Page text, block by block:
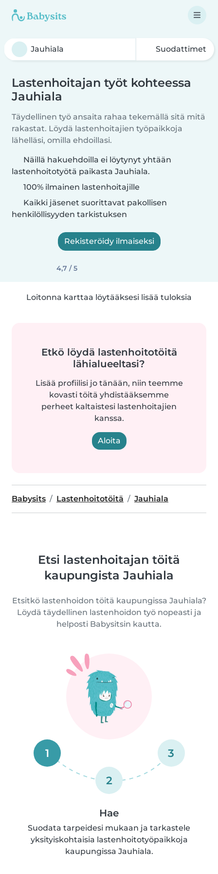
Suodattimet
Lastenhoitajan työt kohteessa
Jauhiala
Täydellinen työ ansaita rahaa tekemällä sitä mitä
rakastat. Löydä lastenhoitajien työpaikkoja
lähelläsi, omilla ehdoillasi.
Näillä hakuehdoilla ei löytynyt yhtään
lastenhoitotyötä paikasta Jauhiala.
100% ilmainen lastenhoitajille
Kaikki jäsenet suorittavat pakollisen
henkilöllisyyden tarkistuksen
Rekisteröidy ilmaiseksi
4,7 / 5
Loitonna karttaa löytääksesi lisää tuloksia
Etkö löydä lastenhoitotöitä
lähialueeltasi?
Lisää profiilisi jo tänään, niin teemme
kovasti töitä yhdistääksemme
perheet kaltaistesi lastenhoitajien
kanssa.
Aloita
Babysits Lastenhoitotöitä Jauhiala
Etsi lastenhoitajan töitä
kaupungista Jauhiala
Etsitkö lastenhoidon töitä kaupungissa Jauhiala?
Löydä täydellinen lastenhoidon työ nopeasti ja
helposti Babysitsin kautta.
1
2
3
Hae
Suodata tarpeidesi mukaan ja tarkastele
yksityiskohtaisia lastenhoitotyöpaikkoja
kaupungissa Jauhiala.